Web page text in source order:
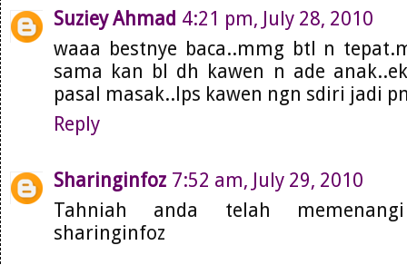
Suziey Ahmad 4:21 pm, July 28, 2010
waaa bestnye baca..mmg btl n
sama kan bl dh kawen n ade
pasal masak..lps kawen ngn sdiri jadi
Reply
Sharinginfoz 7:52 am, July 29, 2010
Tahniah anda telah
sharinginfoz